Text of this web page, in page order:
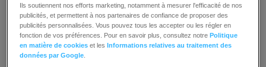
exagérées, pas de fonctionnalités qui se
contentent de faire bonne impression dans une
liste.
Ils soutiennent nos efforts marketing, notamment à mesurer l'efficacité de nos
publicités, et permettent à nos partenaires de confiance de proposer des
publicités personnalisées. Vous pouvez tous les accepter ou les régler en
fonction de vos préférences. Pour en savoir plus, consultez notrePolitique
en matière de cookies et lesInformations relatives au traitement des
données par Google